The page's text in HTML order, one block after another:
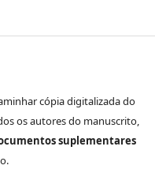
cópia digitalizada do
os autores do manuscrito,
suplementares